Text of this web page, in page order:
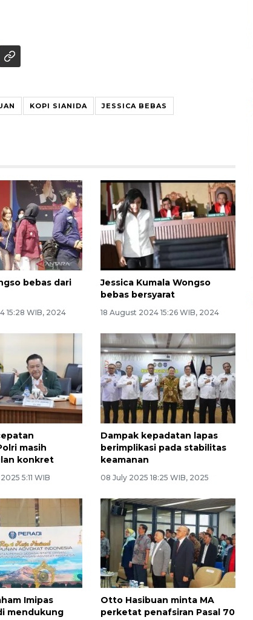
KOPI SIANIDA JESSICA BEBAS
bebas dari
15:28 WIB, 2024
Jessica Kumala Wongso
bebas bersyarat
18 August 2024 15:26 WIB, 2024
masih
konkret
5:11 WIB
Dampak kepadatan lapas
berimplikasi pada stabilitas
keamanan
08 July 2025 18:25 WIB, 2025
Imipas
mendukung
Otto Hasibuan minta MA
perketat penafsiran Pasal 70
Sidang putusan terdakwa
pembunuhan Brigadir Nurhadi
10 March 2026 12:55 WIB